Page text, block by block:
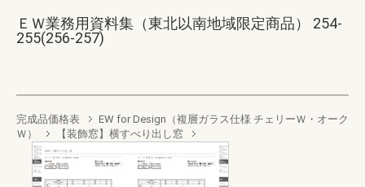
ＥＷ業務用資料集（東北以南地域限定商品） 254-
255(256-257)
完成品価格表
EW for Design（複層ガラス仕様 チェリーＷ・オーク
Ｗ）
【装飾窓】横すべり出し窓